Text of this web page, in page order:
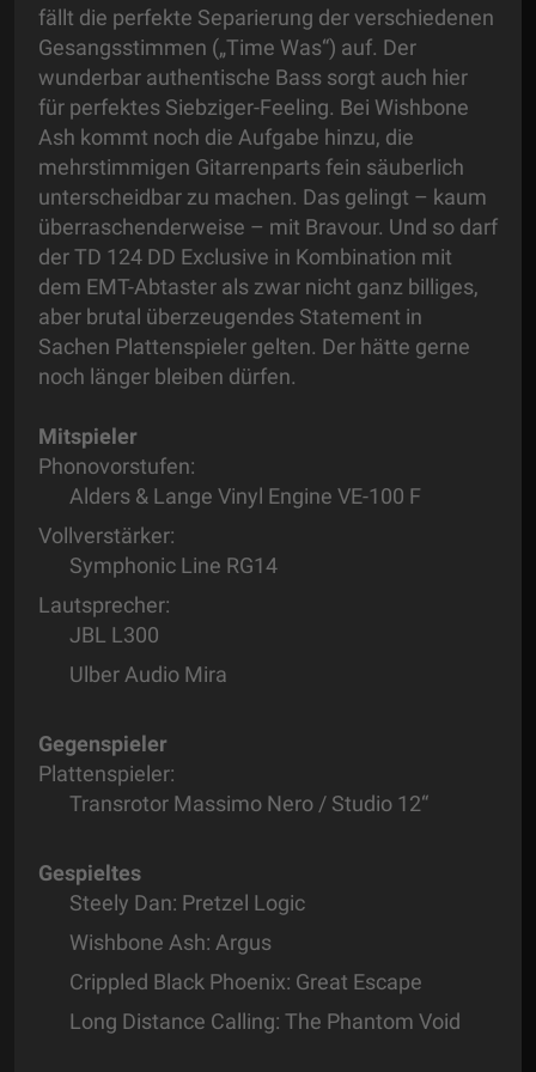
fällt die perfekte Separierung der verschiedenen
Gesangsstimmen („Time Was“) auf. Der
wunderbar authentische Bass sorgt auch hier
für perfektes Siebziger-Feeling. Bei Wishbone
Ash kommt noch die Aufgabe hinzu, die
mehrstimmigen Gitarrenparts fein säuberlich
unterscheidbar zu machen. Das gelingt – kaum
überraschenderweise – mit Bravour. Und so darf
der TD 124 DD Exclusive in Kombination mit
dem EMT-Abtaster als zwar nicht ganz billiges,
aber brutal überzeugendes Statement in
Sachen Plattenspieler gelten. Der hätte gerne
noch länger bleiben dürfen.
Mitspieler
Phonovorstufen:
Alders & Lange Vinyl Engine VE-100 F
Vollverstärker:
Symphonic Line RG14
Lautsprecher:
JBL L300
Ulber Audio Mira
Gegenspieler
Plattenspieler:
Transrotor Massimo Nero / Studio 12“
Gespieltes
Steely Dan: Pretzel Logic
Wishbone Ash: Argus
Crippled Black Phoenix: Great Escape
Long Distance Calling: The Phantom Void